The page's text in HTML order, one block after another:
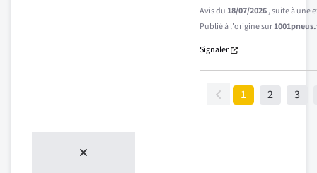
Avis du18/07/2026, suite à une
Publié à l'origine sur
Signaler
1 2 3